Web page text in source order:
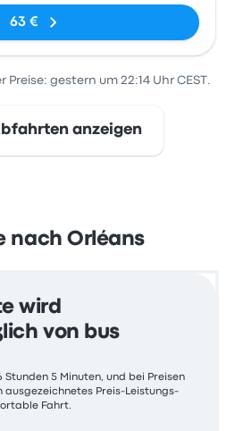
63 €
Preise: gestern um 22:14 Uhr CEST.
anzeigen
nach Orléans
wird
von bus
Stunden 5 Minuten, und bei Preisen
ausgezeichnetes Preis-Leistungs-
Fahrt.